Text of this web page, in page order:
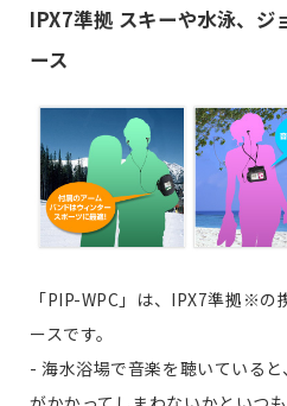
IPX7準拠 スキーや水泳、ジ
ース
「PIP-WPC」は、IPX7準拠※
ースです。
- 海水浴場で音楽を聴いている